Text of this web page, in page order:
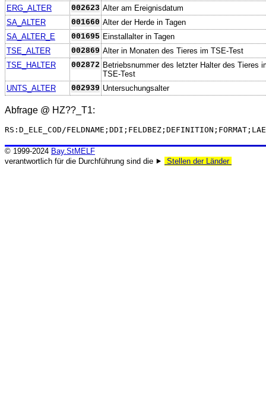
ERG_ALTER 002623 Alter am Ereignisdatum
SA_ALTER
001660 Alter der Herde in Tagen
SA_ALTER_E
001695 Einstallalter in Tagen
TSE_ALTER
002869 Alter in Monaten des Tieres im TSE-Test
TSE_HALTER
002872 Betriebsnummer des letzter Halter des Tieres
TSE-Test
UNTS_ALTER
002939 Untersuchungsalter
Abfrage @ HZ??_T1:
RS:D_ELE_COD/
© 1999-2024 Bay.StMELF
verantwortlich für die Durchführung sind die ⯈
Stellen der Länder